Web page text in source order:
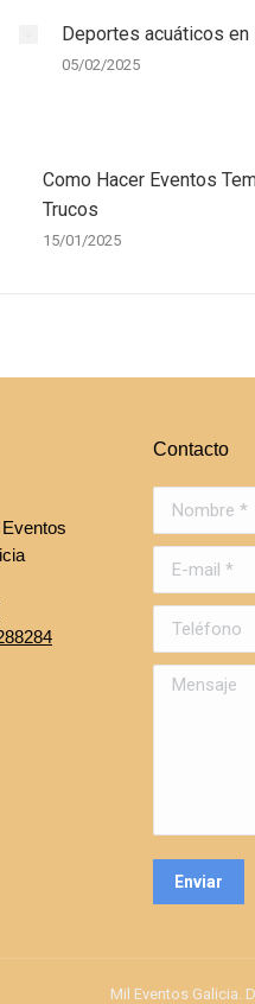
Deportes acuáticos en
05/02/2025
Como Hacer Eventos
Trucos
15/01/2025
Contacto
Nombre *
E-mail *
Teléfono
Mensaje
Enviar
Mil Eventos Galicia.